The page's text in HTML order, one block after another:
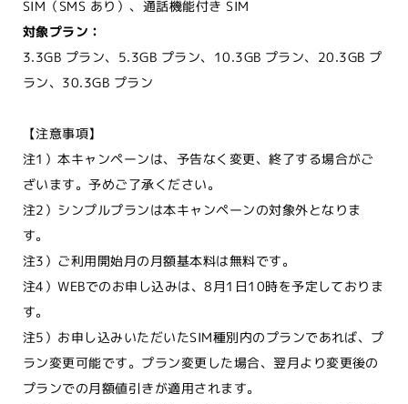
SIM（SMS あり）、通話機能付き SIM
対象プラン：
3.3GB プラン、5.3GB プラン、10.3GB プラン、20.3GB プ
ラン、30.3GB プラン
【注意事項】
注1）本キャンペーンは、予告なく変更、終了する場合がご
ざいます。予めご了承ください。
注2）シンプルプランは本キャンペーンの対象外となりま
す。
注3）ご利用開始月の月額基本料は無料です。
注4）WEBでのお申し込みは、8月1日10時を予定しておりま
す。
注5）お申し込みいただいたSIM種別内のプランであれば、プ
ラン変更可能です。プラン変更した場合、翌月より変更後の
プランでの月額値引きが適用されます。